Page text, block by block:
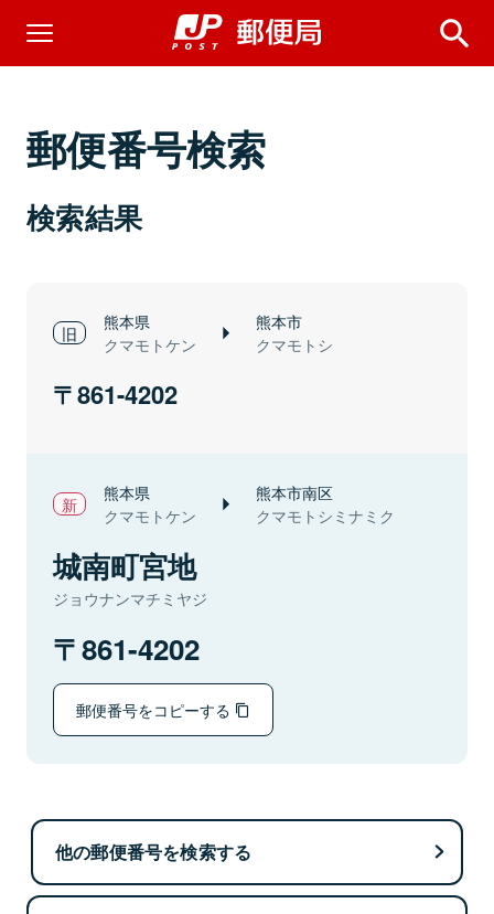
郵便番号検索
検索結果
熊本県
クマモトケン
熊本市
クマモトシ
861-4202
熊本県
クマモトケン
熊本市南区
クマモトシミナミク
城南町宮地
ジョウナンマチミヤジ
861-4202
郵便番号をコピーする
他の郵便番号を検索する